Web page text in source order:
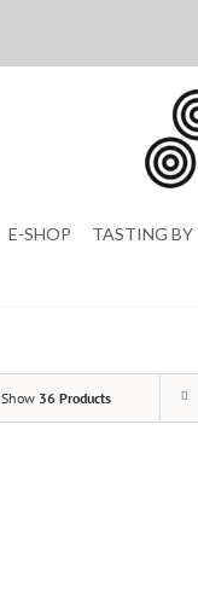
E-SHOP TASTING BY
Show 36 Products